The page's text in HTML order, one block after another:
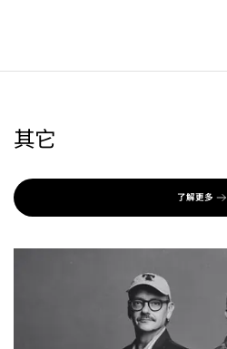
其它
了解更多